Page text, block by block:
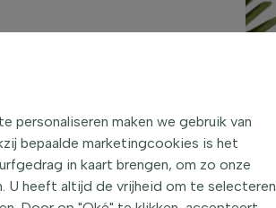
prachtige winterharde
onder de meest
De wagnerpalm
worden.
hij bestand is tegen
personaliseren maken we gebruik van
bepaalde marketingcookies is het
in kaart brengen, om zo onze
U heeft altijd de vrijheid om te selecteren